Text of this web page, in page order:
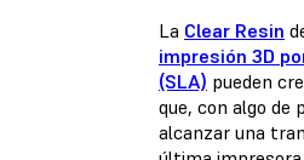
La Clear Resin
impresión 3D
(SLA) pueden
que, con algo de
alcanzar una